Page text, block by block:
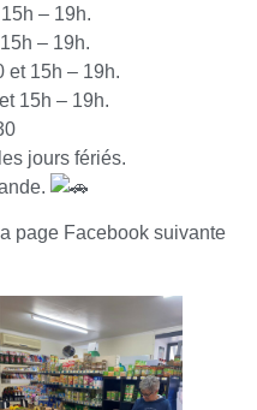
– 19h.
– 19h.
et 15h – 19h.
15h – 19h.
jours fériés.
page Facebook suivante